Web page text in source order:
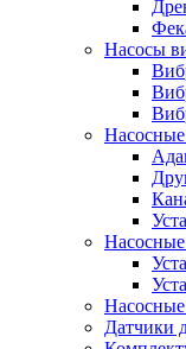
Насосы
Датчики